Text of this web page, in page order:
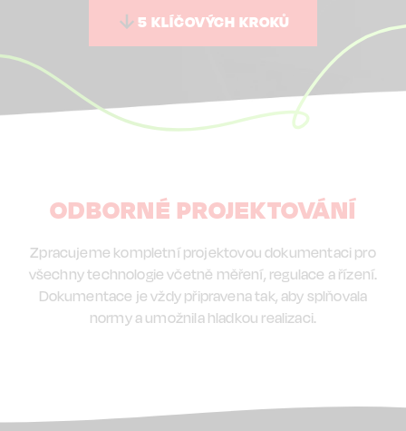
5 KLÍČOVÝCH KROKŮ
ODBORNÉ PROJEKTOVÁNÍ
Zpracujeme kompletní projektovou dokumentaci pro
všechny technologie včetně měření, regulace a řízení.
Dokumentace je vždy připravena tak, aby splňovala
normy a umožnila hladkou realizaci.